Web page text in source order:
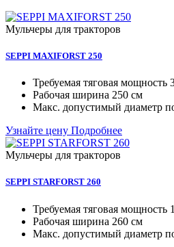
Мульчеры для тракторов
SEPPI MAXIFORST 250
Требуемая тяговая мощность
Рабочая ширина 250 см
Макc. допустимый диаметр
Узнайте цену Подробнее
Мульчеры для тракторов
SEPPI STARFORST 260
Требуемая тяговая мощность
Рабочая ширина 260 см
Макc. допустимый диаметр